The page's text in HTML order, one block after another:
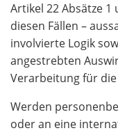
Artikel 22 Absätze 1
diesen Fällen –
involvierte Logik
angestrebten
Verarbeitung für
Werden
oder an eine